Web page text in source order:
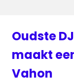
Oudste
maakt
Vahon